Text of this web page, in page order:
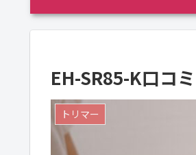
EH-SR85-K口コ
トリマー